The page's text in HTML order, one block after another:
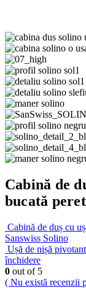
Cabină de
bucată
Cabină de duș cu
Sanswiss Solino
Ușă de nișă
închidere
0 out of 5
( Nu există recenzii